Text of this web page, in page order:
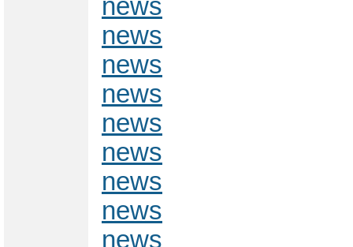
news
news
news
news
news
news
news
news
news